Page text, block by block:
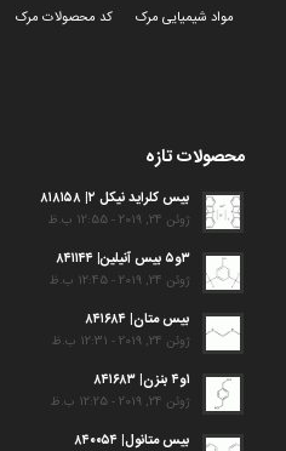
مواد شیمیایی مرک
کد محصولات مرک
محصولات تازه
بیس کلراید نیکل ۲| ۸۱۸۱۵۸
ژوئن 24, 2019 - 12:55 ب.ظ
۳و۵ بیس آنیلین| ۸۴۱۱۴۴
ژوئن 24, 2019 - 12:45 ب.ظ
بیس متان| ۸۴۱۶۸۴
ژوئن 24, 2019 - 12:31 ب.ظ
۱و۴ بنزن| ۸۴۱۶۸۳
ژوئن 24, 2019 - 12:25 ب.ظ
بیس متانول| ۸۴۰۰۵۴